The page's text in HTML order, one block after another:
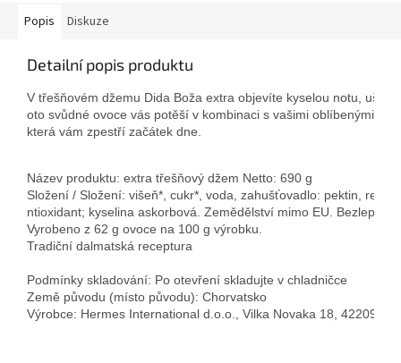
Popis Diskuze
Detailní popis produktu
V třešňovém džemu Dida Boža extra objevíte kyselou notu,
oto svůdné ovoce vás potěší v kombinaci s vašimi oblíbenými
která vám zpestří začátek dne.
Název produktu: extra třešňový džem Netto: 690 g
Složení / Složení: višeň*, cukr*, voda, zahušťovadlo: pektin,
ntioxidant; kyselina askorbová. Zemědělství mimo EU.
Vyrobeno z 62 g ovoce na 100 g výrobku.
Tradiční dalmatská receptura
Podmínky skladování: Po otevření skladujte v chladničce
Země původu (místo původu): Chorvatsko
Výrobce: Hermes International d.o.o., Vilka Novaka 18, 42209